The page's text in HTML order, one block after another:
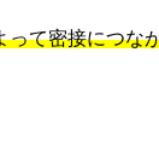
て密接につな